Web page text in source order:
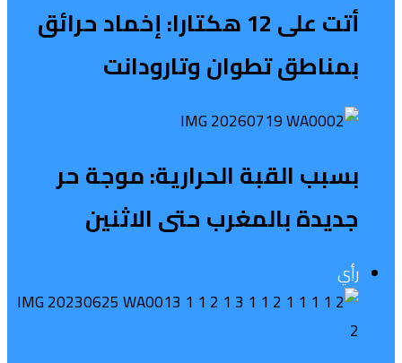
أتت على 12 هكتارا: إخماد حرائق
بمناطق تطوان وتارودانت
بسبب القبة الحرارية: موجة حر
جديدة بالمغرب حتى الاثنين
رأي